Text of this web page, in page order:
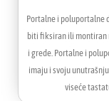
Portalne i poluportalne
biti fiksiran ili montiran
i grede. Portalne i
imaju i svoju
viseće